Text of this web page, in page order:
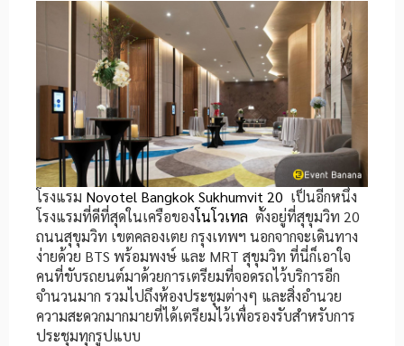
โรงแรม Novotel Bangkok Sukhumvit 20 เป็นอีกหนึ่ง
โรงแรมที่ดีที่สุดในเครือของโนโวเทล ตั้งอยู่ที่สุขุมวิท 20
ถนนสุขุมวิท เขตคลองเตย กรุงเทพฯ นอกจากจะเดินทาง
ง่ายด้วย BTS พร้อมพงษ์ และ MRT สุขุมวิท ที่นี่ก็เอาใจ
คนที่ขับรถยนต์มาด้วยการเตรียมที่จอดรถไว้บริการอีก
จำนวนมาก รวมไปถึงห้องประชุมต่างๆ และสิ่งอำนวย
ความสะดวกมากมายที่ได้เตรียมไว้เพื่อรองรับสำหรับการ
ประชุมทุกรูปแบบ